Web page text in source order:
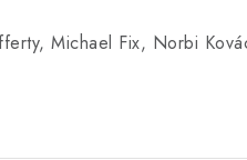
Michael Fix, Norbi